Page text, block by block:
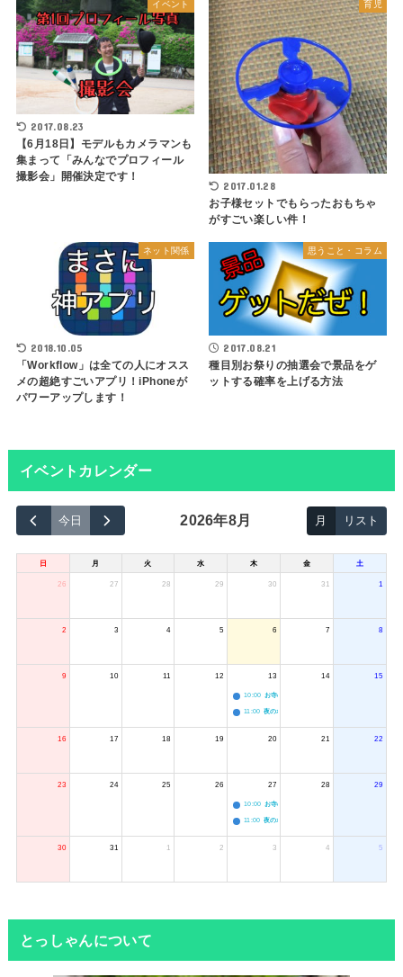
イベント
2017.08.23
【6月18日】モデルもカメラマンも
集まって「みんなでプロフィール
撮影会」開催決定です！
育児
2017.01.28
お子様セットでもらったおもちゃ
がすごい楽しい件！
ネット関係
2018.10.05
「Workflow」は全ての人にオスス
メの超絶すごいアプリ！iPhoneが
パワーアップします！
思うこと・コラム
2017.08.21
種目別お祭りの抽選会で景品をゲ
ットする確率を上げる方法
イベントカレンダー
今日 2026年8月 月 リスト
日 月 火 水 木 金 土
26 27 28 29 30 31 1
2 3 4 5 6 7 8
9 10 11 12 13
10:00 お寺のジャグリング教室
11:00 夜のボードゲーム会
14 15
16 17 18 19 20 21 22
23 24 25 26 27
10:00 お寺のジャグリング教室
11:00 夜のボードゲーム会
28 29
30 31 1 2 3 4 5
とっしゃんについて